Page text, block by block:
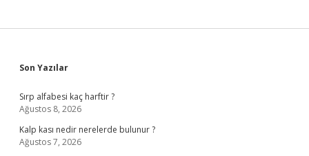
Sidebar
Son Yazılar
Sırp alfabesi kaç harftir ?
Ağustos 8, 2026
Kalp kası nedir nerelerde bulunur ?
Ağustos 7, 2026